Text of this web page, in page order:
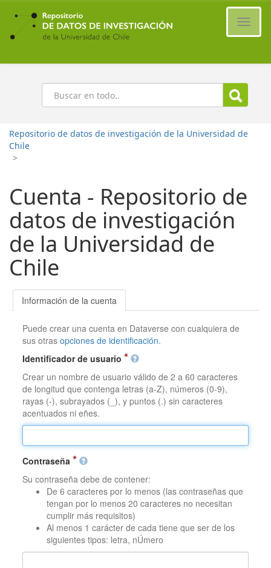
Ir
contenido
principal
Buscar
Repositorio de datos de investigación de la Universidad de
Chile
>
Cuenta - Repositorio de
datos de investigación
de la Universidad de
Chile
Información de la cuenta
Puede crear una cuenta en Dataverse con cualquiera de
sus otrasopciones de identificación.
Identificador de usuario
Crear un nombre de usuario válido de 2 a 60 caracteres
de longitud que contenga letras (a-Z), números (0-9),
rayas (-), subrayados (_), y puntos (.) sin caracteres
acentuados ni eñes.
Contraseña
Su contraseña debe de contener:
De 6 caracteres por lo menos (las contraseñas que
tengan por lo menos 20 caracteres no necesitan
cumplir más requisitos)
Al menos 1 carácter de cada tiene que ser de los
siguientes tipos: letra, nÚmero